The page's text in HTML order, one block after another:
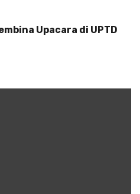
Upacara di UPTD